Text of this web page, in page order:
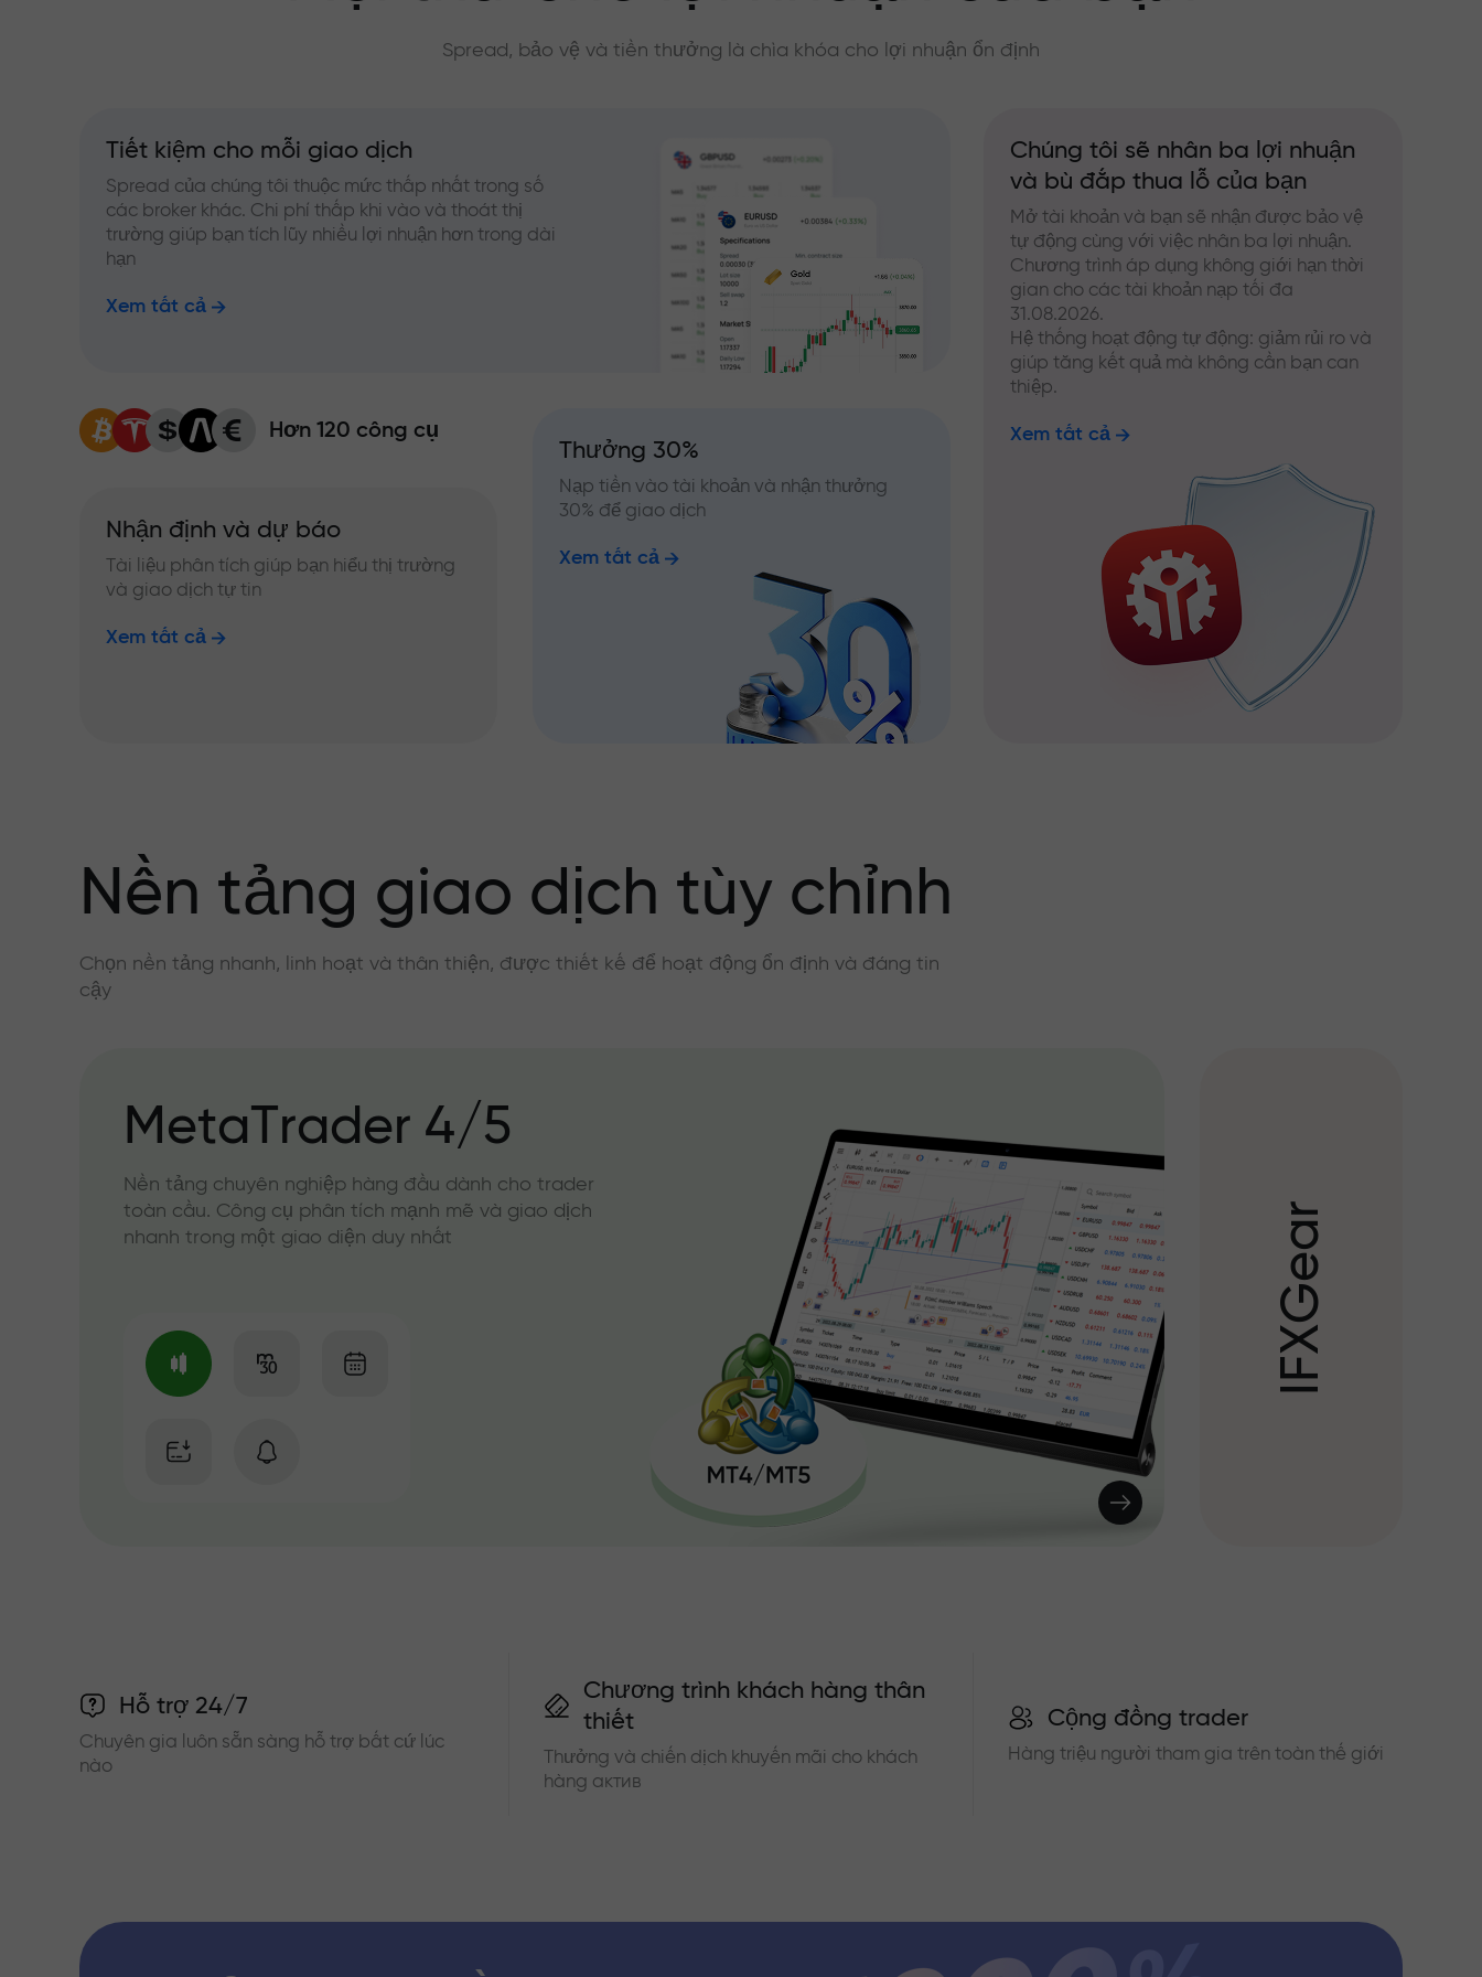
Spread, bảo vệ và tiền thưởng là chìa khóa cho lợi nhuận ổn định
Tiết kiệm cho mỗi giao dịch
Spread của chúng tôi thuộc mức thấp nhất trong số
các broker khác. Chi phí thấp khi vào và thoát thị
trường giúp bạn tích lũy nhiều lợi nhuận hơn trong dài
hạn
Xem tất cả
Hơn 120 công cụ
Nhận định và dự báo
Tài liệu phân tích giúp bạn hiểu thị trường
và giao dịch tự tin
Xem tất cả
Thưởng 30%
Nạp tiền vào tài khoản và nhận thưởng
30% để giao dịch
Xem tất cả
Chúng tôi sẽ nhân ba lợi nhuận
và bù đắp thua lỗ của bạn
Mở tài khoản và bạn sẽ nhận được bảo vệ
tự động cùng với việc nhân ba lợi nhuận.
Chương trình áp dụng không giới hạn thời
gian cho các tài khoản nạp tối đa
31.08.2026.
Hệ thống hoạt động tự động: giảm rủi ro và
giúp tăng kết quả mà không cần bạn can
thiệp.
Xem tất cả
Nền tảng giao dịch tùy chỉnh
Chọn nền tảng nhanh, linh hoạt và thân thiện, được thiết kế để hoạt động ổn định và đáng tin
cậy
MetaTrader 4/5
Nền tảng chuyên nghiệp hàng đầu dành cho trader
toàn cầu. Công cụ phân tích mạnh mẽ và giao dịch
nhanh trong một giao diện duy nhất
I
F
X
G
e
a
r
Hỗ trợ 24/7
Chuyên gia luôn sẵn sàng hỗ trợ bất cứ lúc
nào
Chương trình khách hàng thân
thiết
Thưởng và chiến dịch khuyến mãi cho khách
hàng актив
Cộng đồng trader
Hàng triệu người tham gia trên toàn thế giới